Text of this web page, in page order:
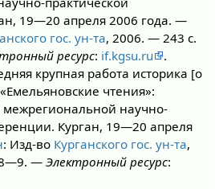
19—20 апреля 2006 года. —
гос. ун-та, 2006. — 243 с.
ресурс: if.kgsu.ru
.
крупная работа историка [о
чтения»:
научно-
Курган, 19—20 апреля
: Изд-во Курганского гос. ун-та,
8—9. —Электронный ресурс: